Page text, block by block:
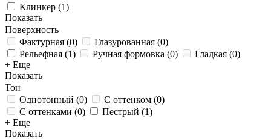
Клинкер (1)
Показать
Поверхность
Фактурная (0) Глазурованная (0)
Рельефная (1) Ручная формовка (0) Гладкая (0)
+ Еще
Показать
Тон
Однотонный (0) С оттенком (0)
С оттенками (0) Пестрый (1)
+ Еще
Показать